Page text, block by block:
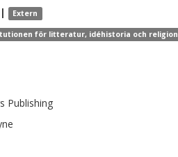
| Extern
för litteratur, idéhistoria och religion
Publishing